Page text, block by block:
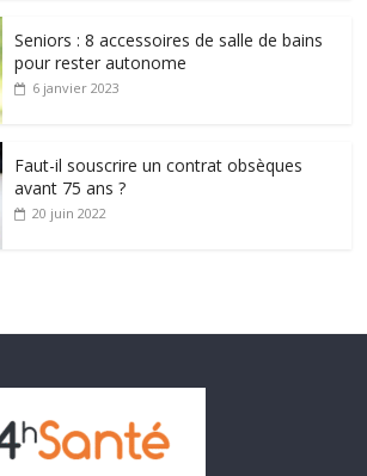
Seniors : 8 accessoires de salle de bains
pour rester autonome
6 janvier 2023
Faut-il souscrire un contrat obsèques
avant 75 ans ?
20 juin 2022